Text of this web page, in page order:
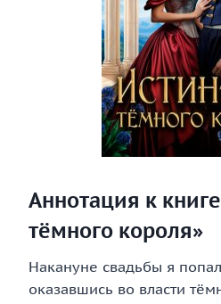
Аннотация к
тёмного короля»
Накануне свадьбы я
оказавшись во власти